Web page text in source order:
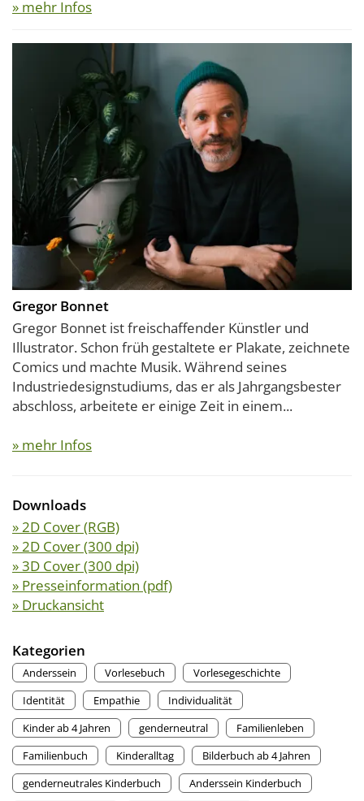
» mehr Infos
Gregor Bonnet
Gregor Bonnet ist freischaffender Künstler und
Illustrator. Schon früh gestaltete er Plakate, zeichnete
Comics und machte Musik. Während seines
Industriedesignstudiums, das er als Jahrgangsbester
abschloss, arbeitete er einige Zeit in einem...
» mehr Infos
Downloads
» 2D Cover (RGB)
» 2D Cover (300 dpi)
» 3D Cover (300 dpi)
» Presseinformation (pdf)
» Druckansicht
Kategorien
Anderssein Vorlesebuch
Vorlesegeschichte
Identität
Empathie
Individualität
Kinder ab 4 Jahren
genderneutral
Familienleben
Familienbuch
Kinderalltag
Bilderbuch ab 4 Jahren
genderneutrales Kinderbuch
Anderssein Kinderbuch